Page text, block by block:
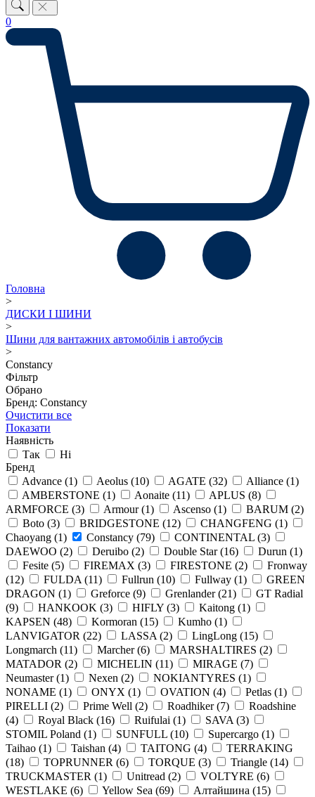
0
Головна
>
ДИСКИ І ШИНИ
>
Шини для вантажних автомобілів і автобусів
>
Constancy
Фільтр
Обрано
Бренд: Constancy
Очистити все
Показати
Наявність
Так
Ні
Бренд
Advance (1) Aeolus (10) AGATE (32) Alliance (1)
AMBERSTONE (1) Aonaite (11) APLUS (8)
ARMFORCE (3) Armour(1) Ascenso (1) BARUM (2)
Boto (3) BRIDGESTONE (12) CHANGFENG (1)
Chaoyang (1) Constancy (79) CONTINENTAL (3)
DAEWOO (2) Deruibo (2) Double Star(16) Durun (1)
Fesite (5) FIREMAX (3) FIRESTONE (2)
Fronway
(12)
FULDA (11) Fullrun (10) Fullway (1)
GREEN
DRAGON (1) Greforce (9) Grenlander(21)
GT Radial
(9)
HANKOOK (3) HIFLY (3) Kaitong (1)
KAPSEN (48) Kormoran (15) Kumho (1)
LANVIGATOR (22) LASSA (2) LingLong (15)
Longmarch (11) Marcher(6) MARSHALTIRES (2)
MATADOR (2) MICHELIN (11) MIRAGE (7)
Neumaster(1) Nexen (2) NOKIANTYRES (1)
NONAME (1) ONYX (1) OVATION (4) Petlas (1)
PIRELLI (2) Prime Well (2) Roadhiker(7)
Roadshine
(4)
Royal Black (16) Ruifulai (1) SAVA (3)
STOMIL Poland (1) SUNFULL (10) Supercargo (1)
Taihao (1) Taishan (4) TAITONG (4)
TERRAKING
(18)
TOPRUNNER (6) TORQUE (3) Triangle (14)
TRUCKMASTER (1) Unitread (2) VOLTYRE (6)
WESTLAKE (6) Yellow Sea (69) Алтайшина (15)